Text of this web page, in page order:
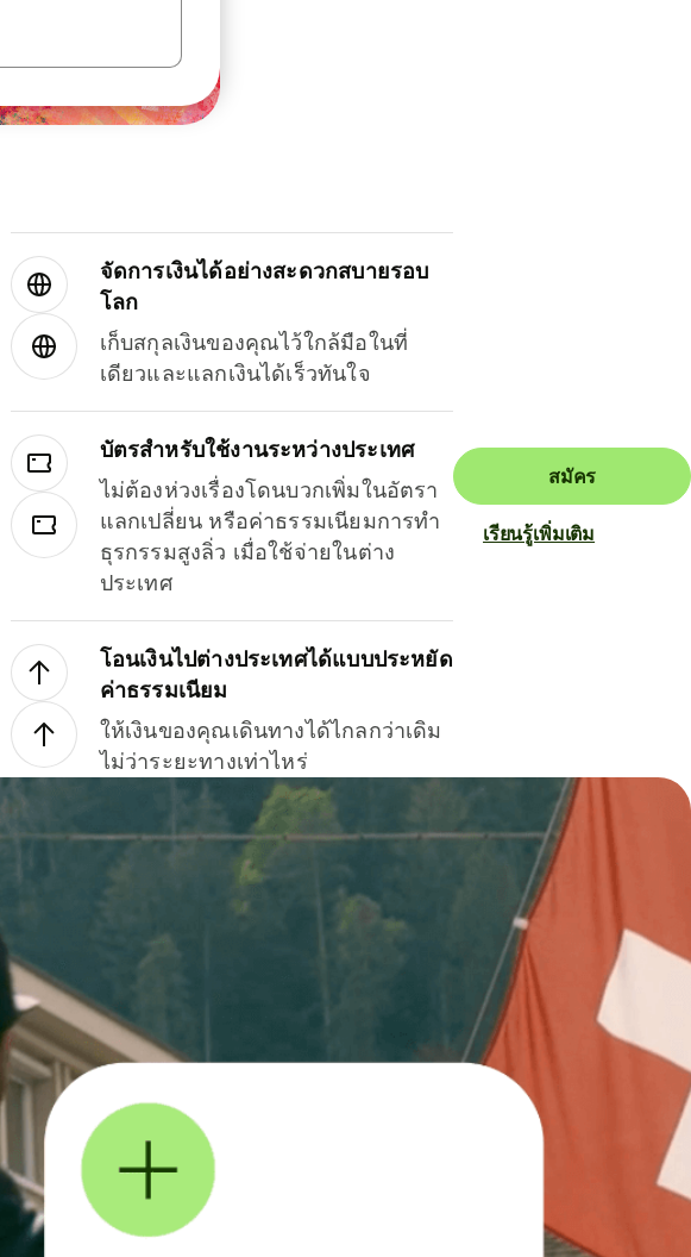
จัดการเงินได้อย่างสะดวกสบายรอบ
โลก
เก็บสกุลเงินของคุณไว้ใกล้มือในที่
เดียวและแลกเงินได้เร็วทันใจ
บัตรสำหรับใช้งานระหว่างประเทศ
ไม่ต้องห่วงเรื่องโดนบวกเพิ่มในอัตรา
แลกเปลี่ยน หรือค่าธรรมเนียมการทำ
ธุรกรรมสูงลิ่ว เมื่อใช้จ่ายในต่าง
ประเทศ
โอนเงินไปต่างประเทศได้แบบประหยัด
ค่าธรรมเนียม
ให้เงินของคุณเดินทางได้ไกลกว่าเดิม
ไม่ว่าระยะทางเท่าไหร่
สมัคร
เรียนรู้เพิ่มเติม